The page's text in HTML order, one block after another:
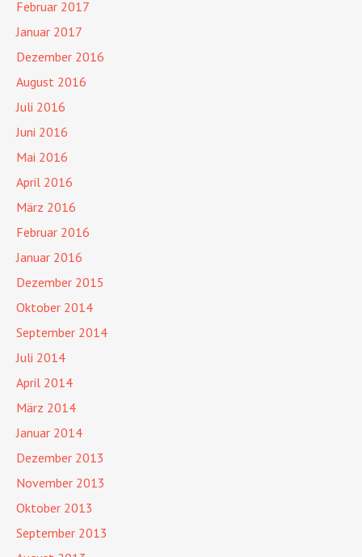
Februar 2017
Januar 2017
Dezember 2016
August 2016
Juli 2016
Juni 2016
Mai 2016
April 2016
März 2016
Februar 2016
Januar 2016
Dezember 2015
Oktober 2014
September 2014
Juli 2014
April 2014
März 2014
Januar 2014
Dezember 2013
November 2013
Oktober 2013
September 2013